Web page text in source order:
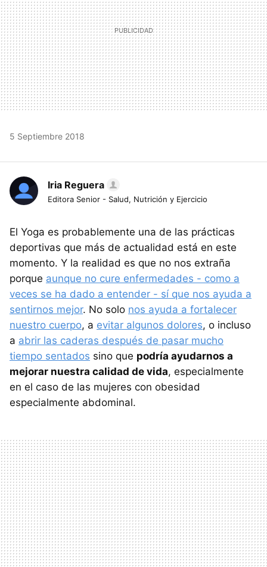
5 Septiembre 2018
Iria Reguera
Editora Senior - Salud, Nutrición y Ejercicio
El Yoga es probablemente una de las prácticas
deportivas que más de actualidad está en este
momento. Y la realidad es que no nos extraña
porque aunque no cure enfermedades - como a
veces se ha dado a entender - sí que nos ayuda a
sentirnos mejor. No solo nos ayuda a fortalecer
nuestro cuerpo, a evitar algunos dolores, o incluso
a abrir las caderas después de pasar mucho
tiempo sentados sino que podría ayudarnos a
mejorar nuestra calidad de vida, especialmente
en el caso de las mujeres con obesidad
especialmente abdominal.